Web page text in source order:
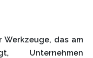
Werkzeuge, das am
Unternehmen